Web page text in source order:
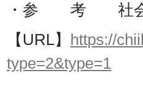
・参 考 社会課
【URL】 https://
type=2&type=1